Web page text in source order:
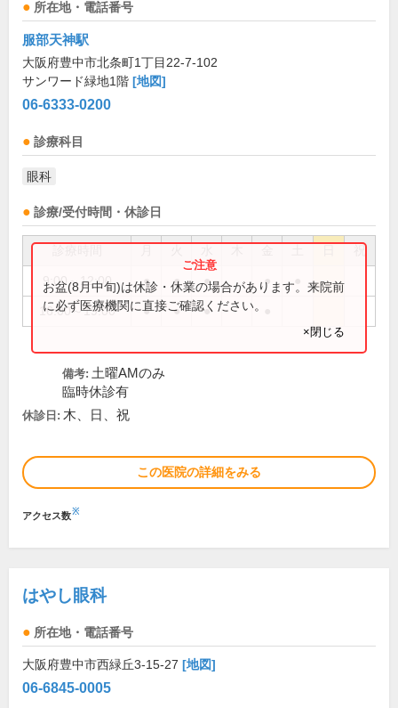
所在地・電話番号
服部天神駅
大阪府豊中市北条町1丁目22-7-102
サンワード緑地1階 [地図]
06-6333-0200
診療科目
眼科
診療/受付時間・休診日
祝
9:00～12:00 ● ● ● ●
16:00～19:00 ● ● ●
お盆(8月中旬)は休診・休業の場合があります。来院前
に必ず医療機関に直接ご確認ください。
×閉じる
備考: 土曜AMのみ
臨時休診有
休診日: 木、日、祝
この医院の詳細をみる
アクセス数※
はやし眼科
所在地・電話番号
大阪府豊中市西緑丘3-15-27 [地図]
06-6845-0005